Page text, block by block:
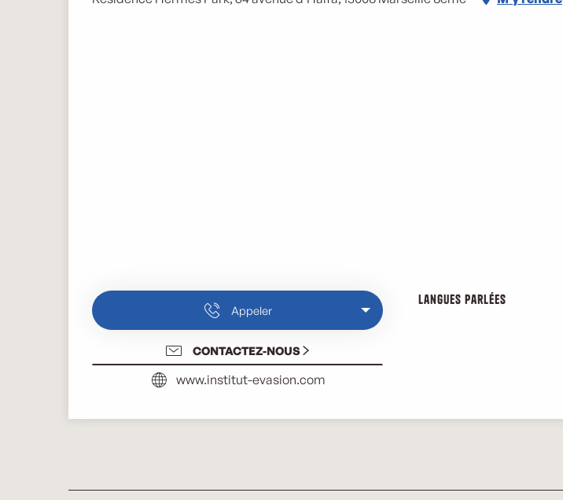
Appeler
CONTACTEZ-NOUS
www.institut-evasion.com
Langues parlées
Langues parlées